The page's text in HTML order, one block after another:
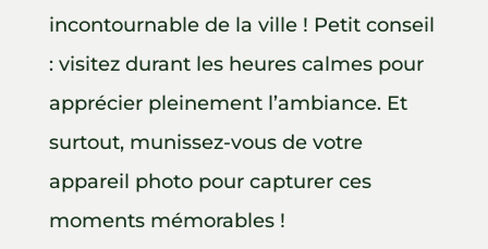
incontournable de la ville ! Petit conseil
: visitez durant les heures calmes pour
apprécier pleinement l’ambiance. Et
surtout, munissez-vous de votre
appareil photo pour capturer ces
moments mémorables !